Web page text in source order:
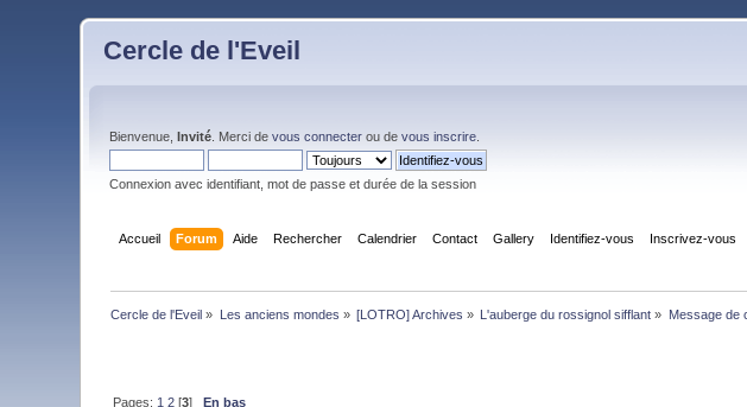
Cercle de l'Eveil
Bienvenue,Invité . Merci devous connecter ou devous inscrire
Connexion avec identifiant, mot de passe et durée de la session
Accueil Forum Aide Rechercher Calendrier Contact Gallery Identifiez-vous Inscrivez-vous
Cercle de l'Eveil » Les anciens mondes » [LOTRO] Archives » L'auberge du rossignol sifflant » Message de
Pages: 1 2 [3]En bas